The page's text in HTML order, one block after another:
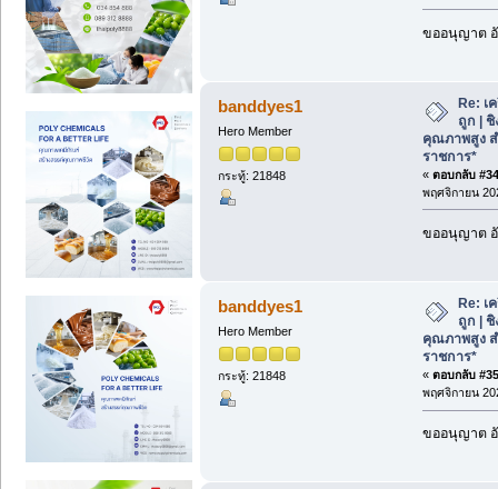
ขออนุญาต
banddyes1
Hero Member
กระทู้: 21848
Re: เ
ถูก | ชิ
คุณภาพสูง ส
ราชการ*
« ตอบกลับ
พฤศจิกายน
ขออนุญาต
banddyes1
Hero Member
กระทู้: 21848
Re: เ
ถูก | ชิ
คุณภาพสูง ส
ราชการ*
« ตอบกลับ
พฤศจิกายน
ขออนุญาต